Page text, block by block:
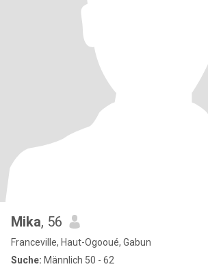
Mika, 56
Franceville, Haut-Ogooué, Gabun
Suche: Männlich 50 - 62